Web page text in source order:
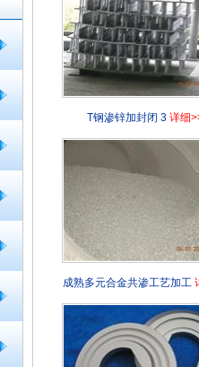
T钢渗锌加封闭 3详细
成熟多元合金共渗工艺加工